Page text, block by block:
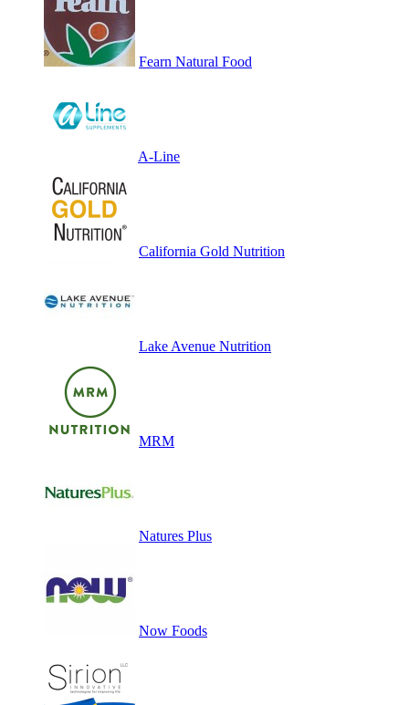
Fearn Natural Food
A-Line
California Gold Nutrition
Lake Avenue Nutrition
MRM
Natures Plus
Now Foods